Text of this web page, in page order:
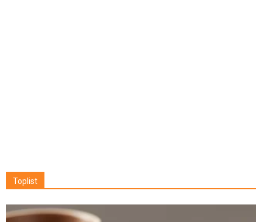
Toplist